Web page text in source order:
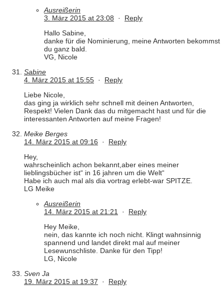
Ausreißerin
3. März 2015 at 23:08 · Reply
Hallo Sabine,
danke für die Nominierung, meine Antworten bekommst
du ganz bald.
VG, Nicole
Sabine
4. März 2015 at 15:55 · Reply
Liebe Nicole,
das ging ja wirklich sehr schnell mit deinen Antworten,
Respekt! Vielen Dank das du mitgemacht hast und für die
interessanten Antworten auf meine Fragen!
Meike Berges
14. März 2015 at 09:16 · Reply
Hey,
wahrscheinlich achon bekannt,aber eines meiner
lieblingsbücher ist“ in 16 jahren um die Welt“
Habe ich auch mal als dia vortrag erlebt-war SPITZE.
LG Meike
Ausreißerin
14. März 2015 at 21:21 · Reply
Hey Meike,
nein, das kannte ich noch nicht. Klingt wahnsinnig
spannend und landet direkt mal auf meiner
Lesewunschliste. Danke für den Tipp!
LG, Nicole
Sven Ja
19. März 2015 at 19:37 · Reply